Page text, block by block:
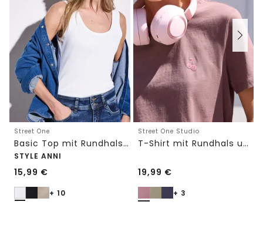
Street One
Basic Top mit Rundhals in Unifarbe
STYLE ANNI
15,99 €
+ 10
Street One Studio
T-Shirt mit Rundhals und Embroidery-Detail
19,99 €
+ 3